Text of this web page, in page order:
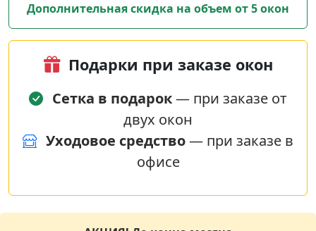
Дополнительная скидка на объем от 5 окон
Подарки при заказе окон
Сетка в подарок— при заказе от
двух окон
Уходовое средство— при заказе в
офисе